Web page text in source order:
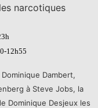
narcotiques
12h55
Dambert,
à Steve Jobs, la
Dominique Desjeux les